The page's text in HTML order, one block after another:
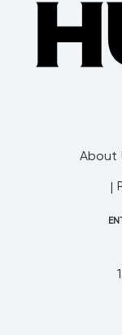
About